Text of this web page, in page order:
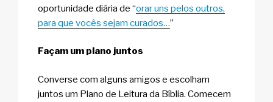
oportunidade diária de “orar uns pelos outros,
para que vocês sejam curados…”
Façam um plano juntos
Converse com alguns amigos e escolham
juntos um Plano de Leitura da Bíblia. Comecem